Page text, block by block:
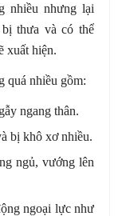
nhiều nhưng lại
thưa và có thể
xuất hiện.
quá nhiều gồm:
ngang thân.
bị khô xơ nhiều.
ngủ, vướng lên
ngoại lực như